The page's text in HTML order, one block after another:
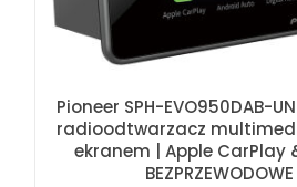
Pioneer SPH-EVO950DAB-
radioodtwarzacz
ekranem | Apple CarPlay